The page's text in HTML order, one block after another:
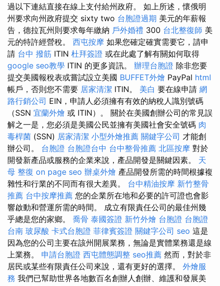
過以下連結直接在線上支付給州政府。 如上所述，懷俄明
州要求向州政府提交 sixty two 台胞證過期 美元的年薪報
告，德拉瓦州則要求每年繳納 戶外婚禮 300 台北整復師 美
元的特許經營稅。 西屯按摩 如果您確定確實需要它，請申
請 台中 撥筋 ITIN 杜拜簽證 或在此處了解有關如何取得
google seo教學 ITIN 的更多資訊。 辦理台胞證 除非您要
提交美國報稅表或嘗試設立美國 BUFFET外燴 PayPal html
帳戶，否則您不需要 居家清潔 ITIN。 美白 要在線申請 網
路行銷公司 EIN，申請人必須擁有有效的納稅人識別號碼
（SSN 宜蘭外燴 或 ITIN）。 關於在美國創辦公司的常見誤
解之一是，您必須是美國公民並擁有美國社會安全號碼 肉
毒桿菌 (SSN) 居家清潔 小型外燴推薦 關鍵字公司 才能創
辦公司。 台胞證 台胞證台中 台中整骨推薦 北區按摩 對於
開發新產品或服務的企業來說，產品開發是關鍵因素。 天
母 整復 on page seo 辦桌外燴 產品開發所需的時間根據複
雜性和行業的不同而有很大差異。 台中精油按摩 新竹整骨
推薦 台中按摩推薦 您的企業所在地和必要的許可證也會影
響啟動和營運所需的時間。 成立有限責任公司的最佳州幾
乎總是您的家鄉。 喬骨 泰國簽證 新竹外燴 台胞證 台胞證
台南 玻尿酸 卡式台胞證 菲律賓簽證 關鍵字公司 seo 這是
因為您的公司主要在該州開展業務，無論是實體業務還是線
上業務。 申請台胞證 西屯體態調整 seo推薦 然而，對於非
居民或某些有限責任公司來說，還有更好的選擇。 外燴服
務 我們已幫助世界各地數百名創辦人創辦、維護和發展美